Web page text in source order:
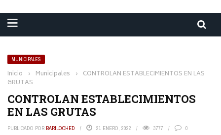
MUNICIPALES
Inicio › Municipales › CONTROLAN ESTABLECIMIENTOS EN LAS
GRUTAS
CONTROLAN ESTABLECIMIENTOS
EN LAS GRUTAS
PUBLICADO POR BARILOCHED 21 ENERO, 2022 3777 0